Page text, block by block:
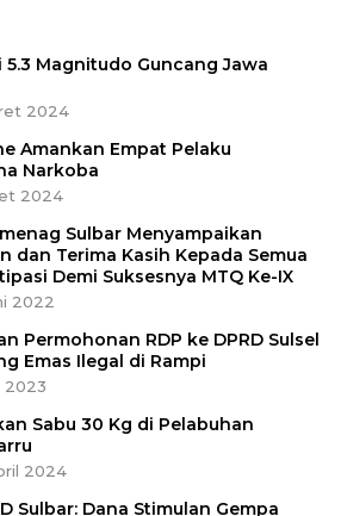
5.3 Magnitudo Guncang Jawa
2024
Amankan Empat Pelaku
Narkoba
2024
Sulbar Menyampaikan
dan Terima Kasih Kepada Semua
Demi Suksesnya MTQ Ke-IX
2022
Permohonan RDP ke DPRD Sulsel
Emas Ilegal di Rampi
2023
Sabu 30 Kg di Pelabuhan
2024
Sulbar: Dana Stimulan Gempa